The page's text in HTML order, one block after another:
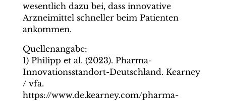
wesentlich dazu bei, dass innovative
Arzneimittel schneller beim Patienten
ankommen.
Quellenangabe:
1) Philipp et al. (2023). Pharma-
Innovationsstandort​-Deutschland. Kearney
/ vfa.
https://www.de.kearney.com/pharma-